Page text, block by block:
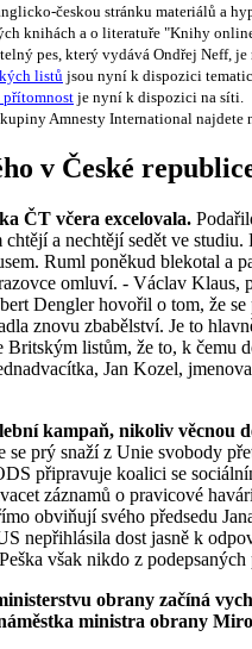
českou stránku materiálů a
knihách a o literatuře "Knihy
pes, který vydává Ondřej Neff, je
listů jsou nyní k dispozici
přítomnostje nyní k dispozici na síti.
Amnesty International najdete
v České
ČT včera excelovala.
a nechtějí sedět ve
Ruml poněkud blekotal a
omluví. - Václav Klaus,
Dengler hovořil o tom, že
znovu zbabělství. Je to
Britským listům, že to, k čemu
Jan Kozel,
kampaň, nikoliv věcnou
se prý snaží z Unie svobody
připravuje koalici se
záznamů o pravicové
obviňují svého předsedu
nepřihlásila dost jasně k
však nikdo z
obrany začíná
ministra obrany